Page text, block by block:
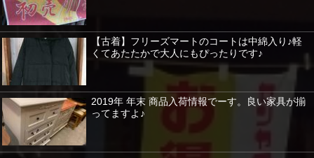
【古着】フリーズマートのコートは中綿入り♪軽
くてあたたかで大人にもぴったりです♪
2019年 年末 商品入荷情報でーす。良い家具が揃
ってますよ♪